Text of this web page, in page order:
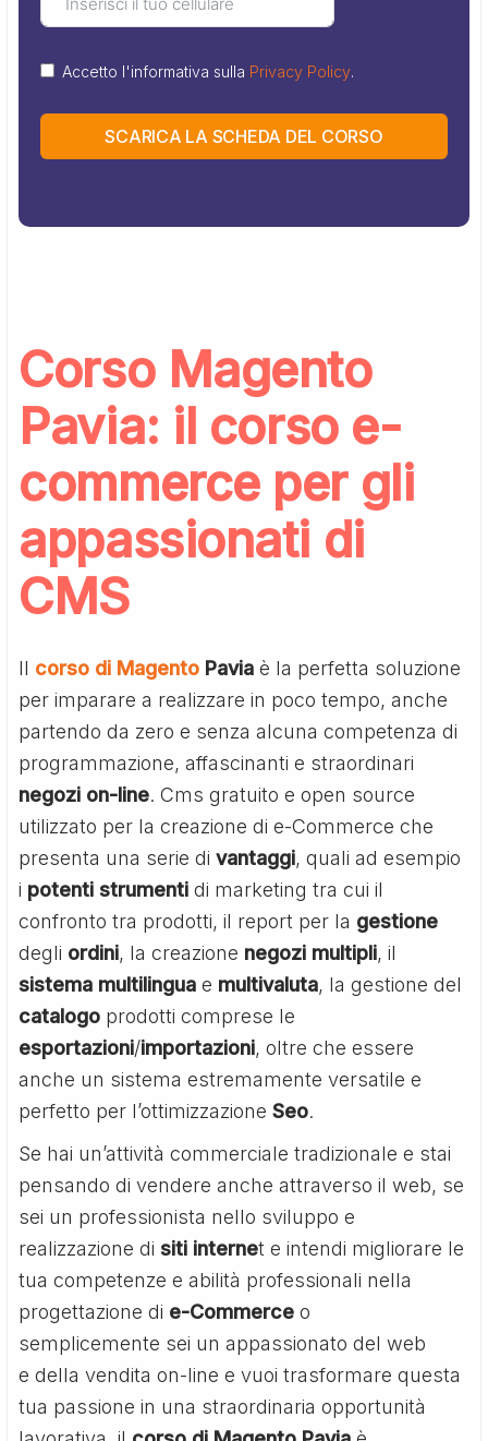
Accetto l'informativa sulla Privacy Policy.
SCARICA LA SCHEDA DEL CORSO
Corso Magento
Pavia: il corso e-
commerce per gli
appassionati di
CMS
Il corso di Magento Pavia è la perfetta soluzione
per imparare a realizzare in poco tempo, anche
partendo da zero e senza alcuna competenza di
programmazione, affascinanti e straordinari
negozi on-line. Cms gratuito e open source
utilizzato per la creazione di e-Commerce che
presenta una serie divantaggi, quali ad esempio
i potenti strumenti di marketing tra cui il
confronto tra prodotti, il report per la gestione
degli ordini, la creazione negozi multipli, il
sistema multilingua e multivaluta, la gestione del
catalogo prodotti comprese le
esportazioni/importazioni, oltre che essere
anche un sistema estremamente versatile e
perfetto per l’ottimizzazioneSeo.
Se hai un’attività commerciale tradizionale e stai
pensando di vendere anche attraverso il web, se
sei un professionista nello sviluppo e
realizzazione disiti internet e intendi migliorare le
tua competenze e abilità professionali nella
progettazione di e-Commerce o
semplicemente sei un appassionato del web
e della vendita on-line e vuoi trasformare questa
tua passione in una straordinaria opportunità